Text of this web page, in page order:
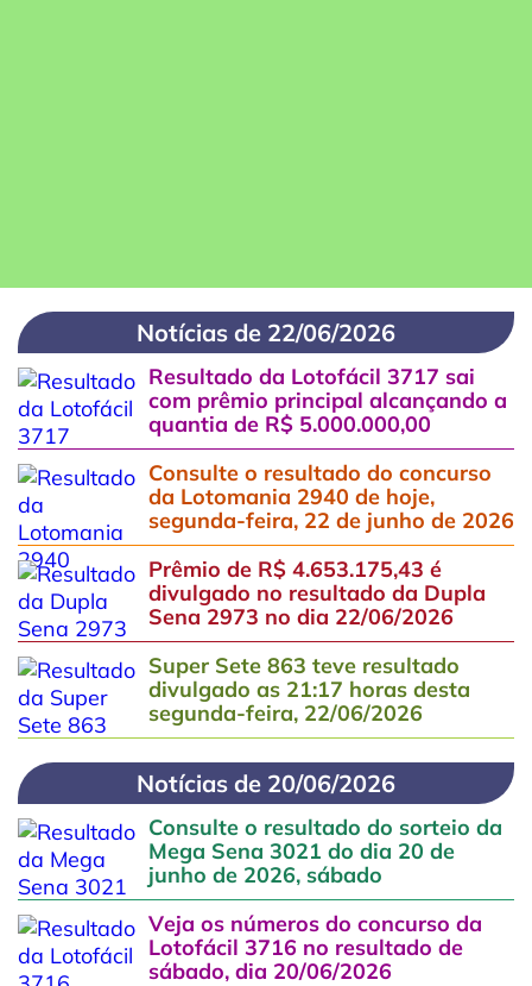
Notícias de 22/06/2026
Resultado da Lotofácil 3717 sai
com prêmio principal alcançando a
quantia de R$ 5.000.000,00
Consulte o resultado do concurso
da Lotomania 2940 de hoje,
segunda-feira, 22 de junho de 2026
Prêmio de R$ 4.653.175,43 é
divulgado no resultado da Dupla
Sena 2973 no dia 22/06/2026
Super Sete 863 teve resultado
divulgado as 21:17 horas desta
segunda-feira, 22/06/2026
Notícias de 20/06/2026
Consulte o resultado do sorteio da
Mega Sena 3021 do dia 20 de
junho de 2026, sábado
Veja os números do concurso da
Lotofácil 3716 no resultado de
sábado, dia 20/06/2026